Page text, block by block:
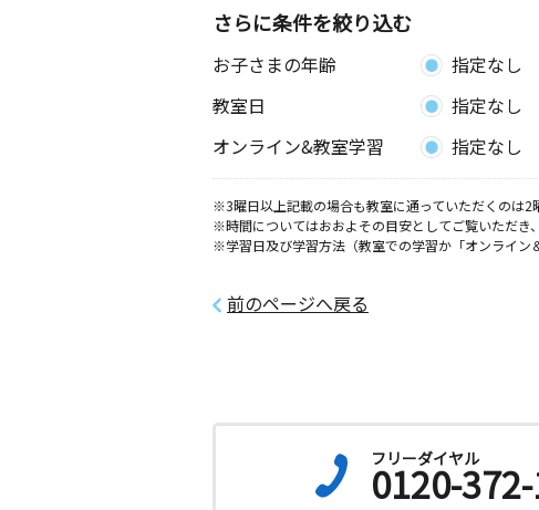
さらに条件を絞り込む
お子さまの年齢 指定なし
教室日
指定なし
オンライン&教室学習
指定なし
※3曜日以上記載の場合も教室に通っていただくのは2
※時間についてはおおよその目安としてご覧いただき
※学習日及び学習方法（教室での学習か「オンライン
前のページへ戻る
フリーダイヤル
0120-